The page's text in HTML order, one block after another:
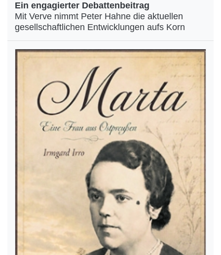
Ein engagierter Debattenbeitrag
Mit Verve nimmt Peter Hahne die aktuellen
gesellschaftlichen Entwicklungen aufs Korn